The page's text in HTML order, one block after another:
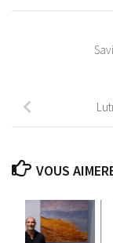
VOUS